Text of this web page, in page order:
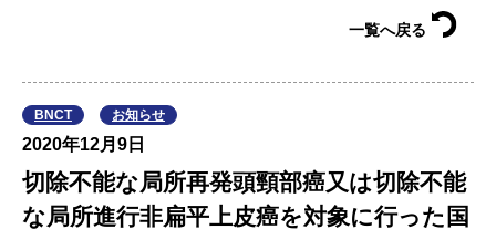
一覧へ戻る
BNCT お知らせ
2020年12月9日
切除不能な局所再発頭頸部癌又は切除不能
な局所進行非扁平上皮癌を対象に行った国